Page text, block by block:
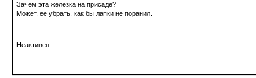
Зачем эта железка на присаде?
Может, её убрать, как бы лапки не поранил.
Неактивен